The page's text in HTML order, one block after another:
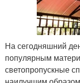
На сегодняшний
популярным
светопропускные